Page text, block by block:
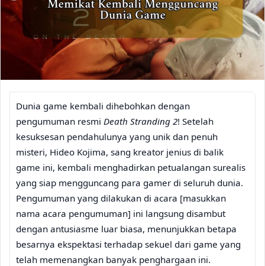
Dunia game kembali dihebohkan dengan
pengumuman resmi Death Stranding 2! Setelah
kesuksesan pendahulunya yang unik dan penuh
misteri, Hideo Kojima, sang kreator jenius di balik
game ini, kembali menghadirkan petualangan surealis
yang siap mengguncang para gamer di seluruh dunia.
Pengumuman yang dilakukan di acara [masukkan
nama acara pengumuman] ini langsung disambut
dengan antusiasme luar biasa, menunjukkan betapa
besarnya ekspektasi terhadap sekuel dari game yang
telah memenangkan banyak penghargaan ini.